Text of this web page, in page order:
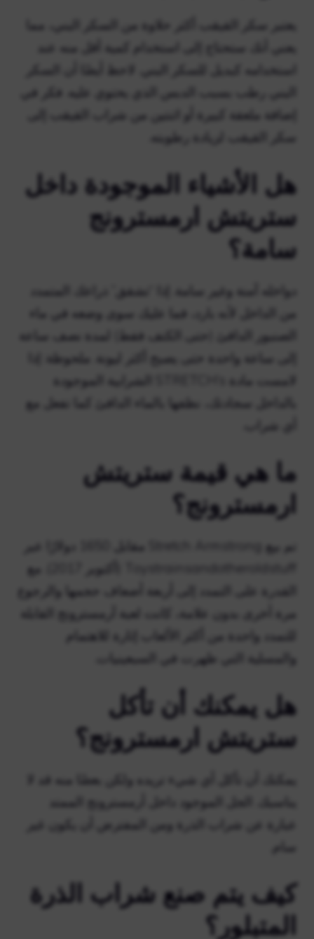
يعتبر سكر القيقب أكثر حلاوة من السكر البني، مما
يعني أنك ستحتاج إلى استخدام كمية أقل منه عند
استخدامه كبديل للسكر البني. لاحظ أيضًا أن السكر
البني رطب بسبب الدبس الذي يحتوي عليه. فكر في
إضافة ملعقة كبيرة أو اثنتين من شراب القيقب إلى
سكر القيقب لزيادة رطوبته.
هل الأشياء الموجودة داخل
ستريتش ارمسترونج
سامة؟
دواخله آمنة وغير سامة. إذا “تشقق” ذراعك المتمدد
من الداخل لأنه بارد، فما عليك سوى وضعه في ماء
الصنبور الدافئ (حتى الكتف فقط) لمدة نصف ساعة
إلى ساعة واحدة حتى يصبح أكثر ليونة. ملحوظة: إذا
لامست مادة STRETCH’s الشرابية الموجودة
بالداخل سجادتك، نظفها بالماء الدافئ كما تفعل مع
أي شراب.
ما هي قيمة ستريتش
ارمسترونج؟
تم بيع Stretch Armstrong مقابل 1650 دولارًا عبر
Toystrainsandotheroldstuff (أكتوبر 2017). مع
القدرة على التمدد إلى أربعة أضعاف حجمها والرجوع
مرة أخرى بدون علامة، كانت لعبة آرمسترونج القابلة
للتمدد واحدة من أكثر الألعاب إثارة للاهتمام
والمسلية التي ظهرت في السبعينيات.
هل يمكنك أن تأكل
ستريتش ارمسترونج؟
يمكنك أن تأكل أي شيء تريده ولكن بعضًا منه قد لا
يناسبك. الجل الموجود داخل أرمسترونج الممتد
عبارة عن شراب الذرة ومن المفترض أن يكون غير
سام.
كيف يتم صنع شراب الذرة
المتبلور؟